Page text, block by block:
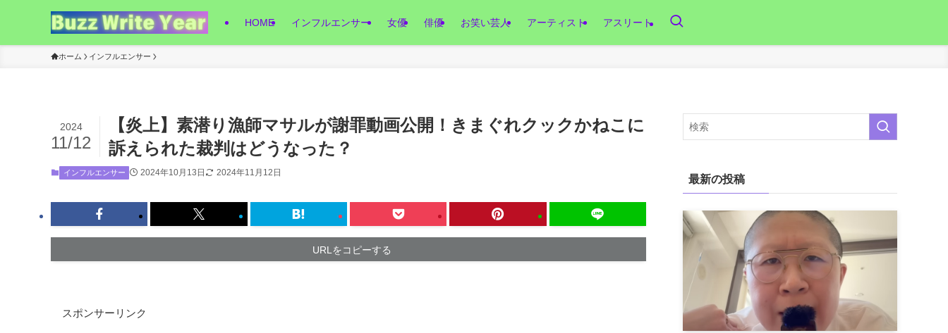
HOME インフルエンサー 女優 俳優 お笑い芸人 アーティスト アスリート
ホーム インフルエンサー
【炎上】素潜り漁師マサルが謝罪動画公開！きまぐれクックかねこに
訴えられた裁判はどうなった？
2024
11/12
インフルエンサー 2024年10月13日 2024年11月12日
URLをコピーする
スポンサーリンク
最新の投稿